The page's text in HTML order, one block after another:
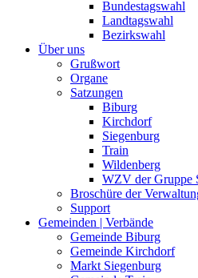
Bundestagswahl
Landtagswahl
Bezirkswahl
Über uns
Grußwort
Organe
Satzungen
Biburg
Kirchdorf
Siegenburg
Train
Wildenberg
WZV der Gruppe
Broschüre der
Support
Gemeinden | Verbände
Gemeinde Biburg
Gemeinde Kirchdorf
Markt Siegenburg